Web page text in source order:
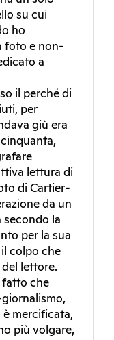
su cui
ho
foto e non-
a
il perché di
per
giù era
lettura di
di Cartier-
da un
secondo la
per la sua
colpo che
lettore.
fatto che
è mercificata,
più volgare,